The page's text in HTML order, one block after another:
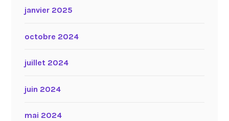
janvier 2025
octobre 2024
juillet 2024
juin 2024
mai 2024